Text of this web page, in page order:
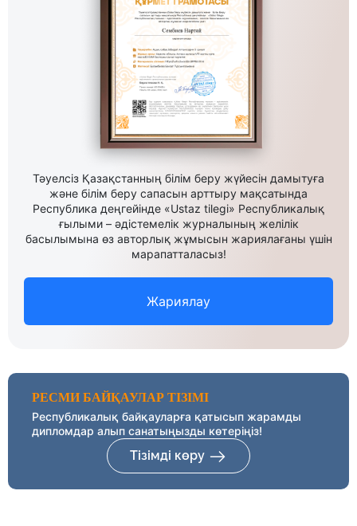
Тәуелсіз Қазақстанның білім беру жүйесін дамытуға
және білім беру сапасын арттыру мақсатында
Республика деңгейінде «Ustaz tilegi» Республикалық
ғылыми – әдістемелік журналының желілік
басылымына өз авторлық жұмысын жариялағаны үшін
марапатталасыз!
Жариялау
РЕСМИ БАЙҚАУЛАР ТІЗІМІ
Республикалық байқауларға қатысып жарамды
дипломдар алып санатыңызды көтеріңіз!
Тізімді көру